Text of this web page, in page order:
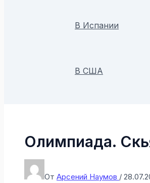
В Испании
В США
Олимпиада.
От Арсений Наумов /